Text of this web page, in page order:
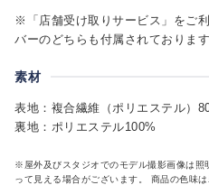
※「店舗受け取りサービス」をご
バーのどちらも付属されております
素材
表地：複合繊維（ポリエステル）
裏地：ポリエステル100%
※屋外及びスタジオでのモデル撮影画像は照
って見える場合がございます。 商品の色味